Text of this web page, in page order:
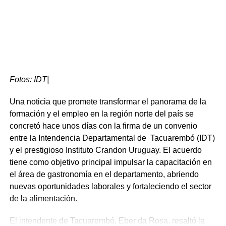
Tras una jornada cargada de tradición y aromas
irresistibles, se dieron a conocer los ganadores del 3er.
Festival de la Empanada y el Pastel. El jurado, tras una
difícil deliberación dada la calidad de los exponentes,
destacó no solo el sabor de las preparaciones, sino
también la puesta en escena y la atención al público de
los distintos participantes que dieron vida a esta edición.
En la categoría dedicada a la estética y organización, el
primer premio al mejor stand fue otorgado al Puesto Nº
12, “DyD”. El tribunal resaltó su impecable prolijidad, el
mobiliario utilizado y una administración de tareas que
Fotos: IDT|
Una noticia que promete transformar el panorama de la
formación y el empleo en la región norte del país se
concretó hace unos días con la firma de un convenio
entre la Intendencia Departamental de Tacuarembó (IDT)
y el prestigioso Instituto Crandon Uruguay. El acuerdo
tiene como objetivo principal impulsar la capacitación en
el área de gastronomía en el departamento, abriendo
nuevas oportunidades laborales y fortaleciendo el sector
de la alimentación.
El intendente de Tacuarembó, Eber da Rosa, resaltó la